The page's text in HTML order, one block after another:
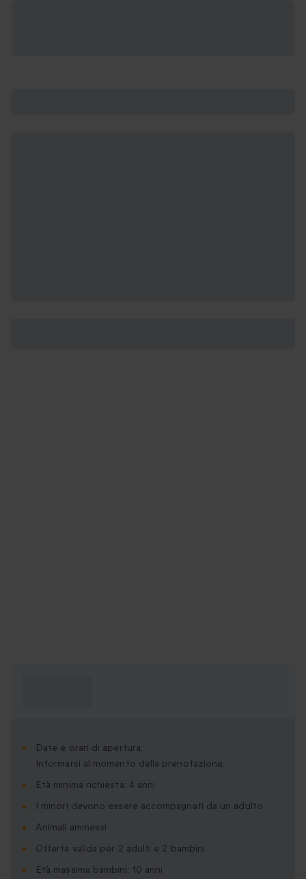
Date e orari di apertura:
Informarsi al momento della prenotazione.
Età minima richiesta: 4 anni
I minori devono essere accompagnati da un adulto
Animali ammessi
Offerta valida per 2 adulti e 2 bambini
Età massima bambini: 10 anni